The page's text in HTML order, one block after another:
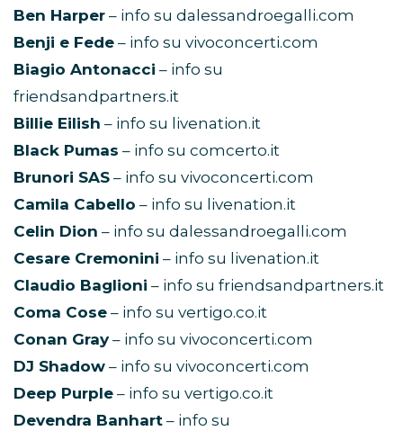
Ben Harper – info su dalessandroegalli.com
Benji e Fede – info su vivoconcerti.com
Biagio Antonacci – info su
friendsandpartners.it
Billie Eilish – info su livenation.it
Black Pumas – info su comcerto.it
Brunori SAS – info su vivoconcerti.com
Camila Cabello – info su livenation.it
Celin Dion – info su dalessandroegalli.com
Cesare Cremonini – info su livenation.it
Claudio Baglioni – info su friendsandpartners.it
Coma Cose – info su vertigo.co.it
Conan Gray– info su vivoconcerti.com
DJ Shadow – info su vivoconcerti.com
Deep Purple – info su vertigo.co.it
Devendra Banhart – info su